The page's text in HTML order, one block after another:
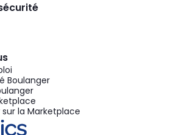
Boulanger
la Marketplace